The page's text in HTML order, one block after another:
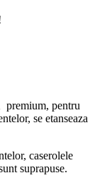
premium, pentru
se etanseaza
caserolele
suprapuse.